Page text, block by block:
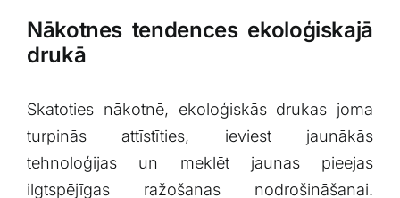
Nākotnes tendences ekoloģiskajā
drukā
Skatoties‌ nākotnē, ekoloģiskās drukas joma
turpinās attīstīties,‍ ieviest jaunākās
⁢tehnoloģijas un ⁢meklēt jaunas ⁢pieejas
ilgtspējīgas ražošanas nodrošināšanai.